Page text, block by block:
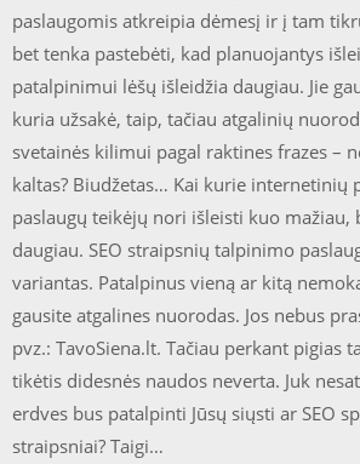
paslaugomis atkreipia dėmesį ir į tam
bet tenka pastebėti, kad planuojantys
patalpinimui lėšų išleidžia daugiau. Jie
kuria užsakė, taip, tačiau atgalinių
svetainės kilimui pagal raktines frazes –
kaltas? Biudžetas… Kai kurie internetinių
paslaugų teikėjų nori išleisti kuo mažiau,
daugiau. SEO straipsnių talpinimo
variantas. Patalpinus vieną ar kitą
gausite atgalines nuorodas. Jos nebus
pvz.: TavoSiena.lt. Tačiau perkant pigias
tikėtis didesnės naudos neverta. Juk
erdves bus patalpinti Jūsų siųsti ar SEO
straipsniai? Taigi…